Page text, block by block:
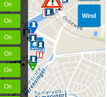
Wind